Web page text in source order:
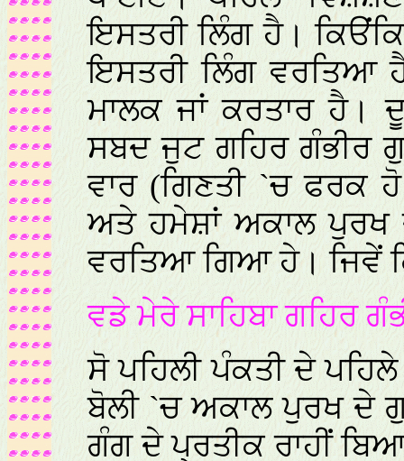
ਇਸਤਰੀ ਲਿੰਗ ਹੈ।
ਇਸਤਰੀ ਲਿੰਗ ਵਰਤਿਆ
ਮਾਲਕ ਜਾਂ ਕਰਤਾਰ ਹੈ।
ਸਬਦ ਜੁਟ ਗਹਿਰ ਗੰਭੀਰ
ਵਾਰ (ਗਿਣਤੀ `ਚ
ਅਤੇ ਹਮੇਸ਼ਾਂ ਅਕਾਲ
ਵਰਤਿਆ ਗਿਆ ਹੇ। ਜਿਵੇਂ
ਵਡੇ ਮੇਰੇ ਸਾਹਿਬਾ ਗਹਿਰ
ਸੋ ਪਹਿਲੀ ਪੰਕਤੀ ਦੇ ਪਹਿਲੇ
ਬੋਲੀ `ਚ ਅਕਾਲ ਪੁਰਖ ਦੇ
ਗੰਗ ਦੇ ਪ੍ਰਤੀਕ ਰਾਹੀਂ